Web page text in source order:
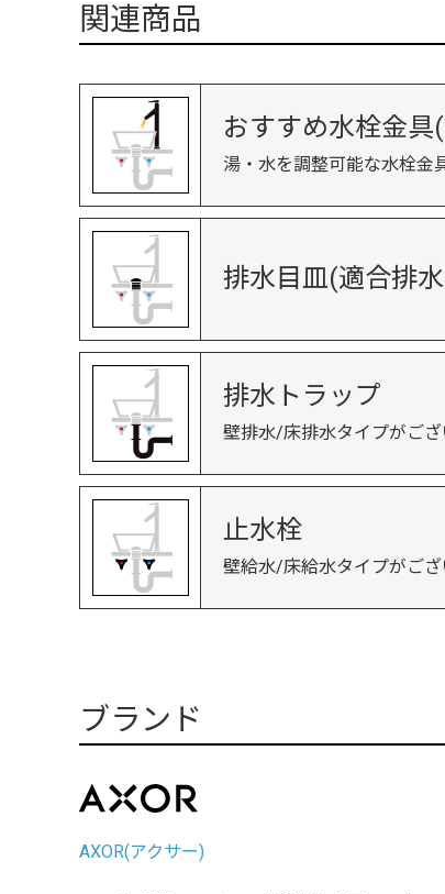
関連商品
おすすめ水栓金具
湯・水を調整可能な水栓金
排水目皿(適合排
排水トラップ
壁排水/床排水タイプがござ
止水栓
壁給水/床給水タイプがござ
ブランド
AXOR(アクサー)